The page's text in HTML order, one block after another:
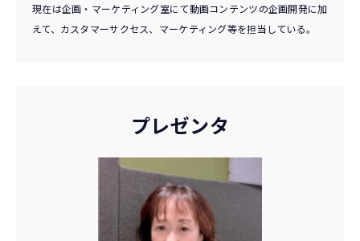
現在は企画・マーケティング室にて動画コンテンツの企画開発に加
えて、カスタマーサクセス、マーケティング等を担当している。
プレゼンタ